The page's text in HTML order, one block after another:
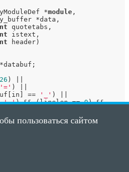
пользоваться сайтом
*module,
*data,
quotetabs,
istext,
header)
) ||
'=' ) ||
==
'_' ) ||
'.') && (linelen == 0) &&
databuf[in+
==
'\r') ||
==